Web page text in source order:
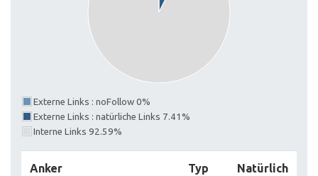
Externe Links : noFollow 0%
Externe Links : natürliche Links 7.41%
Interne Links 92.59%
Anker Typ Natürlich